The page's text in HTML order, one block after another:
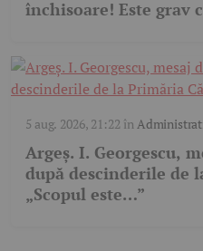
închisoare! Este grav
5 aug. 2026, 21:22 în
Argeș. I. Georgescu,
după descinderile de
„Scopul este…”